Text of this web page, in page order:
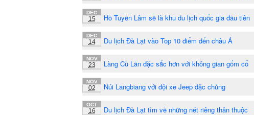
DEC
15 Hồ Tuyền Lâm sẽ là khu du lịch quốc gia đầu tiên
DEC
14 Du lịch Đà Lạt vào Top 10 điểm đến châu Á
NOV
23 Làng Cù Lần đặc sắc hơn với không gian gốm cổ
NOV
02 Núi Langbiang với đội xe Jeep đặc chủng
OCT
16 Du lịch Đà Lạt tìm về những nét riêng thân thuộc